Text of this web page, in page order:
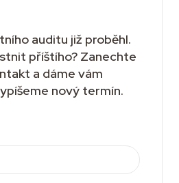
auditu již proběhl.
příštího? Zanechte
a dáme vám
nový termín.